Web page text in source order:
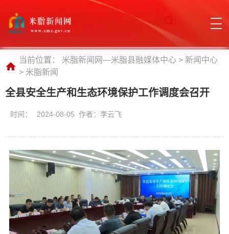
当前位置： 米脂新闻网—米脂县融媒体中心 > 新闻中心
> 米脂新闻
全县安全生产和生态环境保护工作调度会召开
时间： 2024-08-05 作者：李云飞